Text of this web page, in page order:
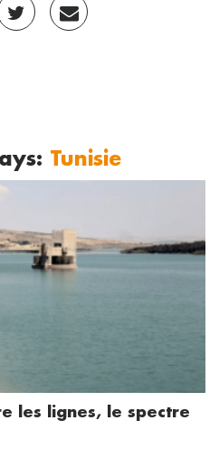
Tunisie
les lignes, le spectre